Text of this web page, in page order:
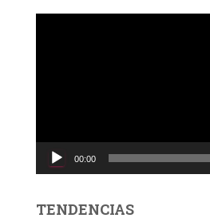
c
d
00:00
TENDENCIAS